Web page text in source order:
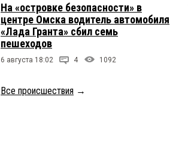
На «островке безопасности» в
центре Омска водитель автомобиля
«Лада Гранта» сбил семь
пешеходов
6 августа 18:02 4 1092
Все происшествия →